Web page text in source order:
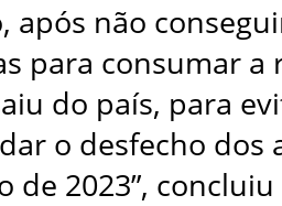
após não
para consumar
do país, para
o desfecho dos
de 2023”, concluiu